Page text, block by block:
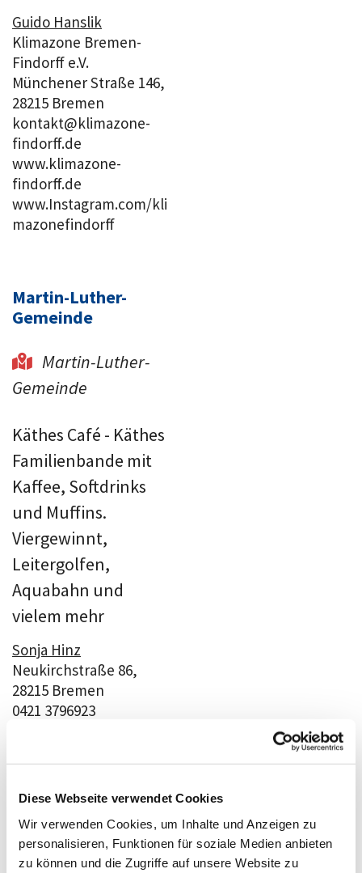
Diese Webseite verwendet Cookies
Wir verwenden Cookies, um Inhalte und Anzeigen zu
personalisieren, Funktionen für soziale Medien anbieten
zu können und die Zugriffe auf unsere Website zu
Guido Hanslik
Klimazone Bremen-
Findorff e.V.
Münchener Straße 146,
28215 Bremen
kontakt@klimazone-
findorff.de
www.klimazone-
findorff.de
www.Instagram.com/kli
mazonefindorff
Martin-Luther-
Gemeinde
 Martin-Luther-
Gemeinde
Käthes Café - Käthes
Familienbande mit
Kaffee, Softdrinks
und Muffins.
Viergewinnt,
Leitergolfen,
Aquabahn und
vielem mehr
Sonja Hinz
Neukirchstraße 86,
28215 Bremen
0421 3796923
www.martin-luther-
findorff.de
Projekt Gateway